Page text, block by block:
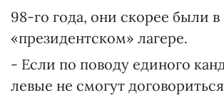
98-го года, они скорее были в
«президентском» лагере.
- Если по поводу единого
левые не смогут